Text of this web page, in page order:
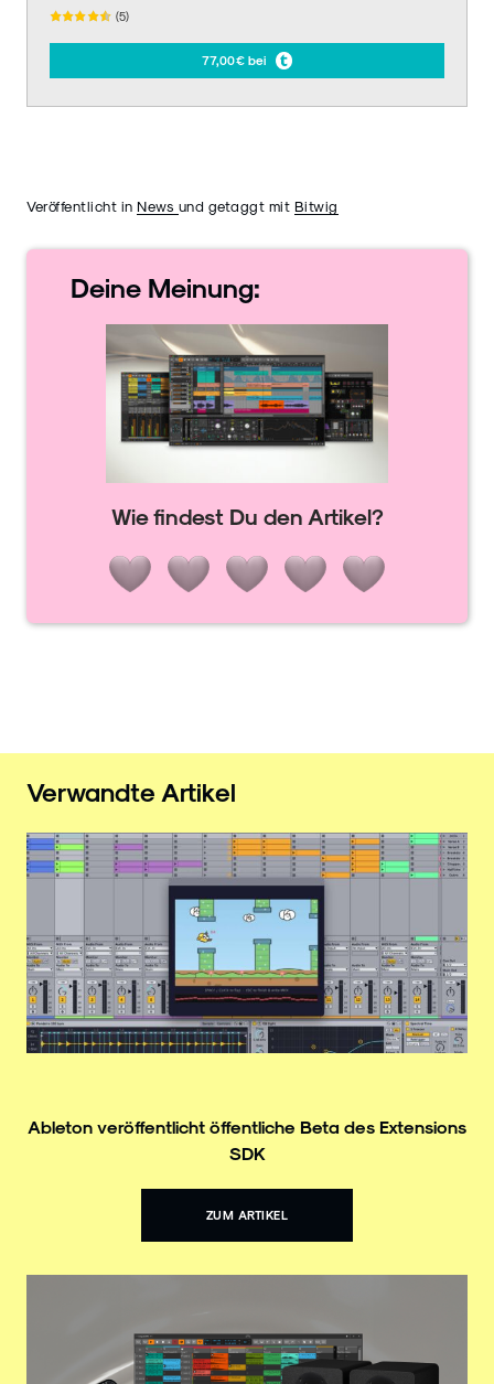
(5)
77,00€ bei
Veröffentlicht in News und getaggt mit Bitwig
Deine Meinung:
Wie findest Du den Artikel?
Verwandte Artikel
Ableton veröffentlicht öffentliche Beta des Extensions
SDK
ZUM ARTIKEL